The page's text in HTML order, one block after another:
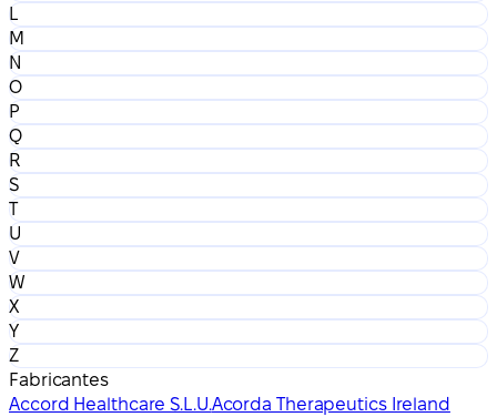
L
M
N
O
P
Q
R
S
T
U
V
W
X
Y
Z
Fabricantes
Accord Healthcare S.L.U.Acorda Therapeutics Ireland